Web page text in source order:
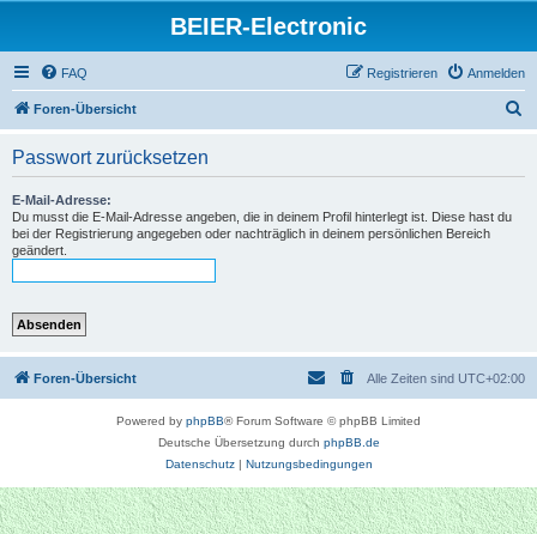
BEIER-Electronic
FAQ Anmelden
Registrieren
Foren-Übersicht
Passwort zurücksetzen
E-Mail-Adresse:
Du musst die E-Mail-Adresse angeben, die in deinem Profil hinterlegt ist. Diese hast du
bei der Registrierung angegeben oder nachträglich in deinem persönlichen Bereich
geändert.
Foren-Übersicht Alle Zeiten sind UTC+02:00
Powered by phpBB® Forum Software © phpBB Limited
Deutsche Übersetzung durch phpBB.de
Datenschutz| Nutzungsbedingungen